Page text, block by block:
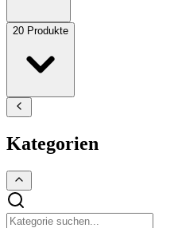
20 Produkte
Kategorien